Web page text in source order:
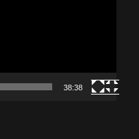
38:38